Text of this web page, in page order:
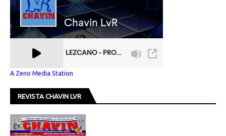
A Zeno Media Station
REVISTA CHAVIN LVR